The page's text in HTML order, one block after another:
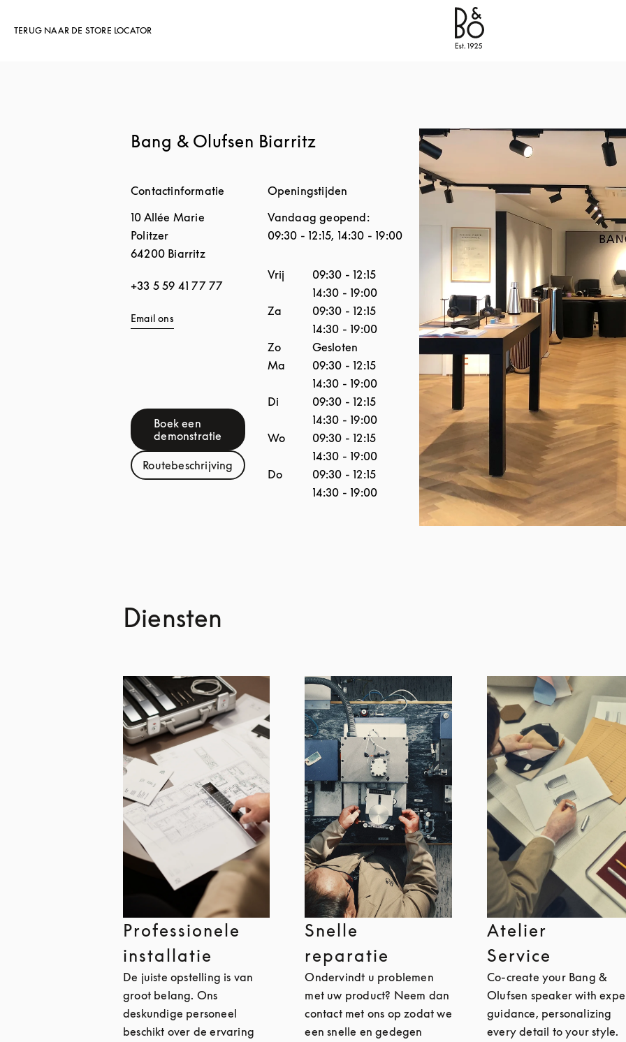
TERUG NAAR DE STORE LOCATOR
Bang & Olufsen - Exist to Create
Bang & Olufsen Biarritz
Contactinformatie
10 Allée Marie
Politzer
64200 Biarritz
+33 5 59 41 77 77
Email ons
Boek een
demonstratieLink Opens in New Tab
RoutebeschrijvingLink Opens in New Tab
Openingstijden
Vandaag geopend:
09:30 - 12:15, 14:30 - 19:00
Dag van de weekOpeningstijden
Vrij 09:30 - 12:15
14:30 - 19:00
Za
09:30 - 12:15
14:30 - 19:00
Zo
Gesloten
Ma
09:30 - 12:15
14:30 - 19:00
Di
09:30 - 12:15
14:30 - 19:00
Wo
09:30 - 12:15
14:30 - 19:00
Do
09:30 - 12:15
14:30 - 19:00
Diensten
Professionele
installatie
De juiste opstelling is van
groot belang. Ons
deskundige personeel
beschikt over de ervaring
Snelle
reparatie
Ondervindt u problemen
met uw product? Neem dan
contact met ons op zodat we
een snelle en gedegen
Atelier
Service
Co-create your Bang &
Olufsen speaker with
guidance, personalizing
every detail to your style.